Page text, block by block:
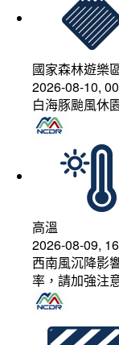
國家森林遊樂
2026-08-10,
白海豚颱風休
高溫
2026-08-09,
西南風沉降影
率，請加強注